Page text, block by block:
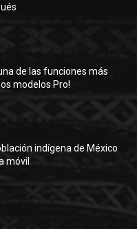
de las funciones más
modelos Pro!
indígena de México
móvil